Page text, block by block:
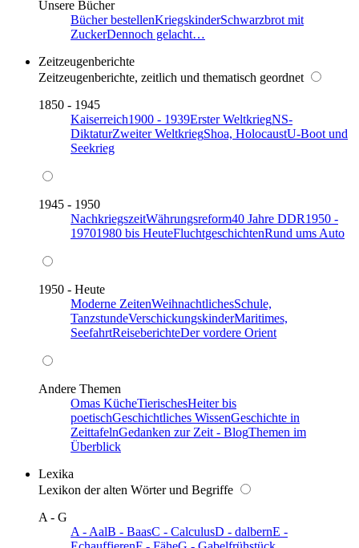
Unsere Bücher
Bücher bestellenKriegskinderSchwarzbrot mit
ZuckerDennoch gelacht…
Zeitzeugenberichte
Zeitzeugenberichte, zeitlich und thematisch geordnet
1850 - 1945
Kaiserreich1900 - 1939Erster WeltkriegNS-
DiktaturZweiter WeltkriegShoa, HolocaustU-Boot und
Seekrieg
1945 - 1950
NachkriegszeitWährungsreform40 Jahre DDR1950 -
19701980 bis HeuteFluchtgeschichtenRund ums Auto
1950 - Heute
Moderne ZeitenWeihnachtlichesSchule,
TanzstundeVerschickungskinderMaritimes,
SeefahrtReiseberichteDer vordere Orient
Andere Themen
Omas KücheTierischesHeiter bis
poetischGeschichtliches WissenGeschichte in
ZeittafelnGedanken zur Zeit - BlogThemen im
Überblick
Lexika
Lexikon der alten Wörter und Begriffe
A - G
A - AalB - BaasC - CalculusD - dalbernE -